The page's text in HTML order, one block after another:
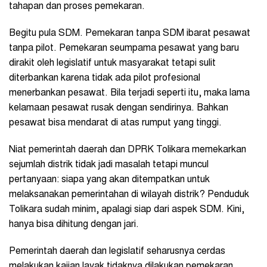
tahapan dan proses pemekaran.
Begitu pula SDM. Pemekaran tanpa SDM ibarat pesawat
tanpa pilot. Pemekaran seumpama pesawat yang baru
dirakit oleh legislatif untuk masyarakat tetapi sulit
diterbankan karena tidak ada pilot profesional
menerbankan pesawat. Bila terjadi seperti itu, maka lama
kelamaan pesawat rusak dengan sendirinya. Bahkan
pesawat bisa mendarat di atas rumput yang tinggi.
Niat pemerintah daerah dan DPRK Tolikara memekarkan
sejumlah distrik tidak jadi masalah tetapi muncul
pertanyaan: siapa yang akan ditempatkan untuk
melaksanakan pemerintahan di wilayah distrik? Penduduk
Tolikara sudah minim, apalagi siap dari aspek SDM. Kini,
hanya bisa dihitung dengan jari.
Pemerintah daerah dan legislatif seharusnya cerdas